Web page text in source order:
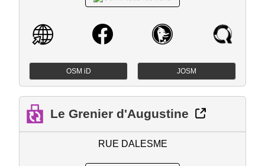
OSM iD JOSM
Le Grenier d'Augustine
RUE DALESME